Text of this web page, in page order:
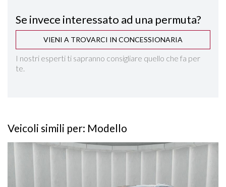
Se invece interessato ad una permuta?
VIENI A TROVARCI IN CONCESSIONARIA
I nostri esperti ti sapranno consigliare quello che fa per
te.
Veicoli simili per: Modello
Vedi dettagli